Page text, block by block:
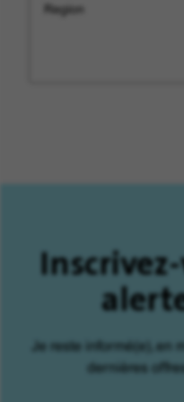
Je reste informé(e), en
dernières